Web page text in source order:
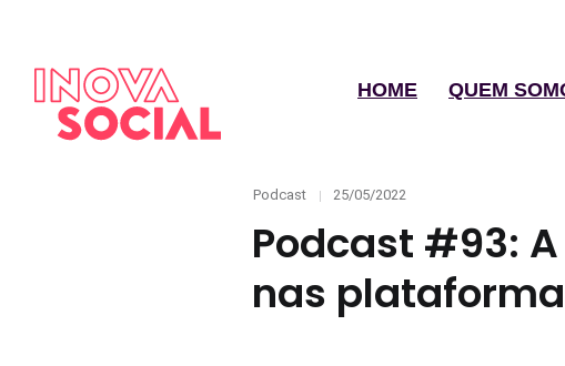
HOME QUEM
Categories
Podcast
Posted
25/05/2022
Podcast #93:
nas